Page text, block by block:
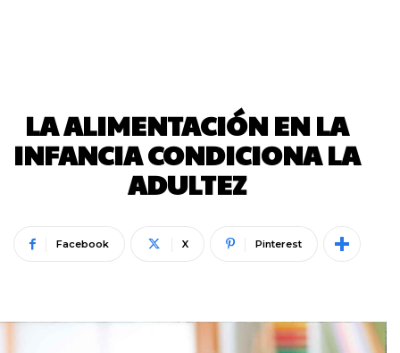
LA ALIMENTACIÓN EN LA
INFANCIA CONDICIONA LA
ADULTEZ
Facebook X Pinterest